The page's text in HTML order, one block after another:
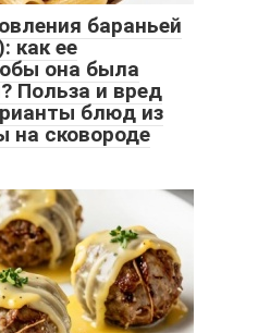
бараньей
как ее
она была
Польза и вред
блюд из
на сковороде